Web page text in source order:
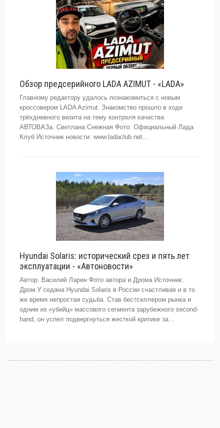
Обзор предсерийного LADA AZIMUT - «LADA»
Главному редактору удалось познакомиться с новым
кроссовером LADA Azimut. Знакомство прошло в ходе
трёхдневного визита на тему контроля качества
АВТОВАЗа. Светлана Снежная Фото: Официальный Лада
Клуб Источник новости: www.ladaclub.net...
Hyundai Solaris: исторический срез и пять лет
эксплуатации - «Автоновости»
Автор: Василий Ларин Фото автора и Дрома Источник:
Дром У седана Hyundai Solaris в России счастливая и в то
же время непростая судьба. Став бестселлером рынка и
одним из «убийц» массового сегмента зарубежного second-
hand, он успел подвергнуться жесткой критике за...